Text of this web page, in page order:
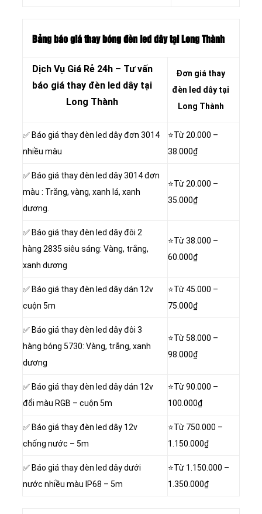
Bảng báo giá thay bóng đèn led dây tại Long Thành
Dịch Vụ Giá Rẻ 24h – Tư vấn
báo giá thay đèn led dây tại
Long Thành
Đơn giá thay
đèn led dây tại
Long Thành
✅ Báo giá thay đèn led dây đơn 3014
nhiều màu
⭐Từ 20.000 –
38.000₫
✅ Báo giá thay đèn led dây 3014 đơn
màu : Trắng, vàng, xanh lá, xanh
dương.
⭐Từ 20.000 –
35.000₫
✅ Báo giá thay đèn led dây đôi 2
hàng 2835 siêu sáng: Vàng, trắng,
xanh dương
⭐Từ 38.000 –
60.000₫
✅ Báo giá thay đèn led dây dán 12v
cuộn 5m
⭐Từ 45.000 –
75.000₫
✅ Báo giá thay đèn led dây đôi 3
hàng bóng 5730: Vàng, trắng, xanh
dương
⭐Từ 58.000 –
98.000₫
✅ Báo giá thay đèn led dây dán 12v
đổi màu RGB – cuộn 5m
⭐Từ 90.000 –
100.000₫
✅ Báo giá thay đèn led dây 12v
chống nước – 5m
⭐Từ 750.000 –
1.150.000₫
✅ Báo giá thay đèn led dây dưới
nước nhiều màu IP68 – 5m
⭐Từ 1.150.000 –
1.350.000₫